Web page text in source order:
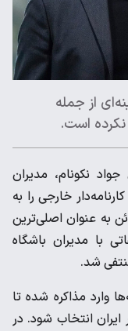
از جمله
نکرده است.
نکونام، مدیران
خارجی را به
به عنوان اصلی‌ترین
با مدیران باشگاه
شد.
وارد مذاکره شده تا
ایران انتخاب شود. در